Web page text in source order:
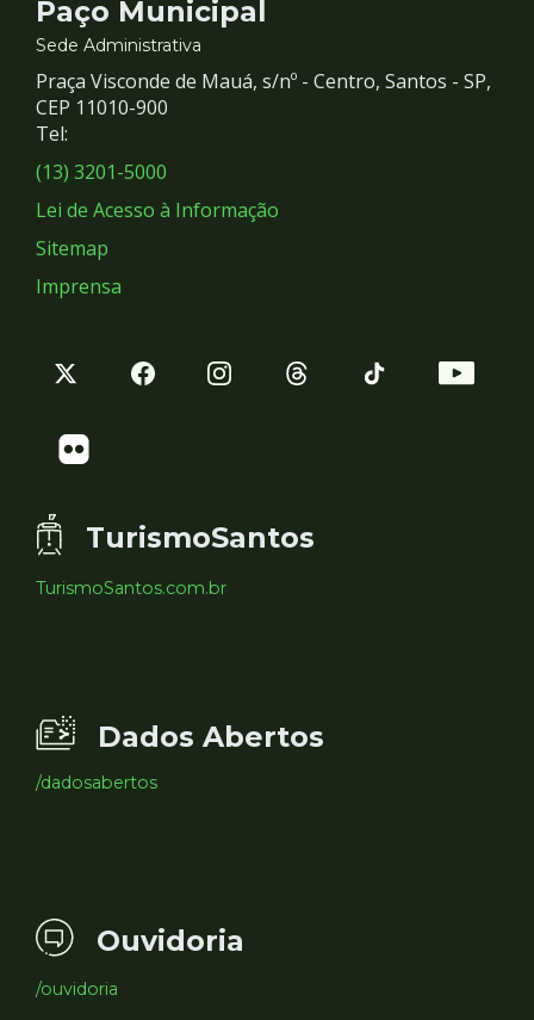
e
Redes
Sociais
Paço Municipal
Sede Administrativa
Praça Visconde de Mauá, s/nº - Centro, Santos - SP,
CEP 11010-900
Tel:
(13) 3201-5000
Lei de Acesso à Informação
Sitemap
Imprensa
TurismoSantos
TurismoSantos.com.br
Dados Abertos
/dadosabertos
Ouvidoria
/ouvidoria